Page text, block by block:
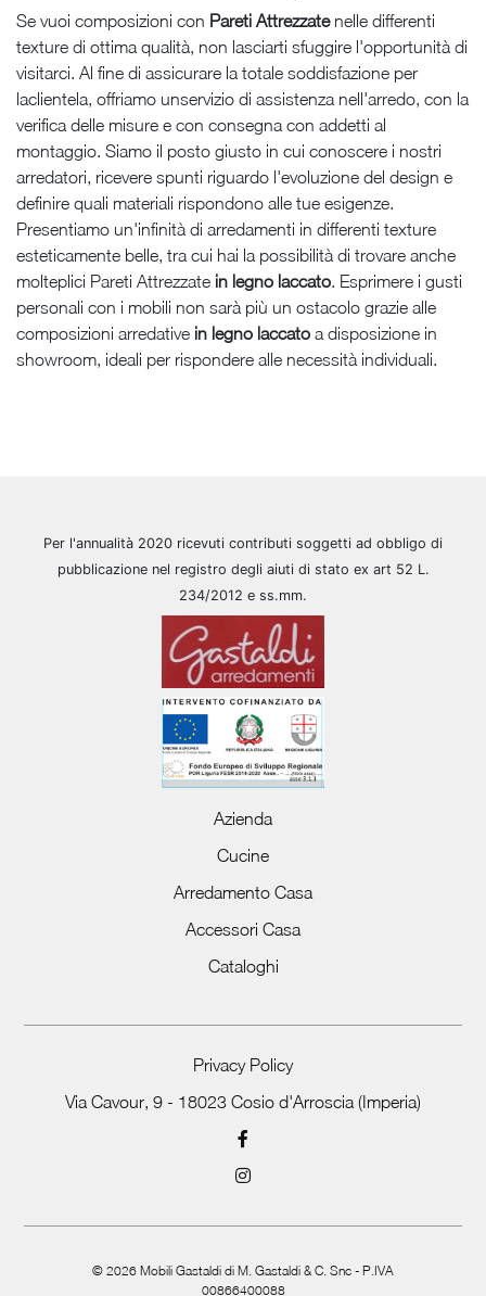
Se vuoi composizioni con Pareti Attrezzatenelle differenti
texture di ottima qualità, non lasciarti sfuggire l'opportunità di
visitarci. Al fine di assicurare la totale soddisfazione per
laclientela, offriamo unservizio di assistenza nell'arredo, con la
verifica delle misure e con consegna con addetti al
montaggio. Siamo il posto giusto in cui conoscere i nostri
arredatori, ricevere spunti riguardo l'evoluzione del design e
definire quali materiali rispondono alle tue esigenze.
Presentiamo un'infinità di arredamenti in differenti texture
esteticamente belle, tra cui hai la possibilità di trovare anche
molteplici Pareti Attrezzate in legno laccato . Esprimere i gusti
personali con i mobili non sarà più un ostacolo grazie alle
composizioni arredative in legno laccato a disposizione in
showroom, ideali per rispondere alle necessità individuali.
Per l'annualità 2020 ricevuti contributi soggetti ad obbligo di
pubblicazione nel registro degli aiuti di stato ex art 52 L.
234/2012 e ss.mm.
Azienda
Cucine
Arredamento Casa
Accessori Casa
Cataloghi
Privacy Policy
Via Cavour, 9 - 18023 Cosio d'Arroscia (Imperia)
© 2026 Mobili Gastaldi di M. Gastaldi & C. Snc - P.IVA
00866400088